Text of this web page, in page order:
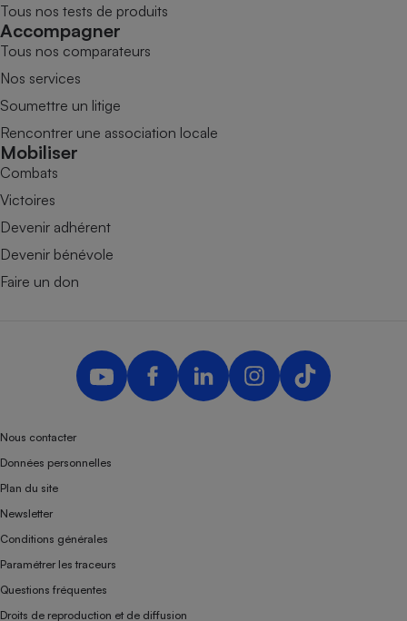
Tous nos tests de produits
Accompagner
Tous nos comparateurs
Nos services
Soumettre un litige
Rencontrer une association locale
Mobiliser
Combats
Victoires
Devenir adhérent
Devenir bénévole
Faire un don
Nous contacter
Données personnelles
Plan du site
Newsletter
Conditions générales
Paramétrer les traceurs
Questions fréquentes
Droits de reproduction et de diffusion